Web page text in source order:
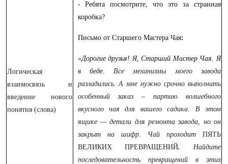
Логическая
взаимосвязь и
введение нового
понятия (слова)
- Ребята посмотрите, что это за странная
коробка?
Письмо от Старшего Мастера Чая:
«Дорогие друзья! Я, Старший Мастер Чая. Я
в беде.Все механизмы моего завода
разладились. А мне нужно срочно выполнить
особенный заказ – партию волшебного
вкусного чая для вашего садика. В этом
ящике — детали для ремонта завода, но он
закрыт на шифр. Чай проходит ПЯТЬ
ВЕЛИКИХ ПРЕВРАЩЕНИЙ. Найдите
последовательность превращений в этих